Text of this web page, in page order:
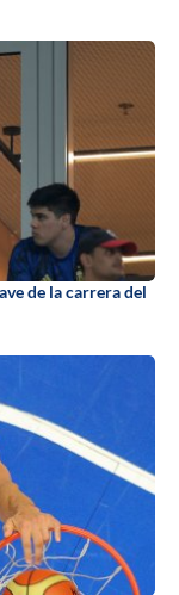
de la carrera del